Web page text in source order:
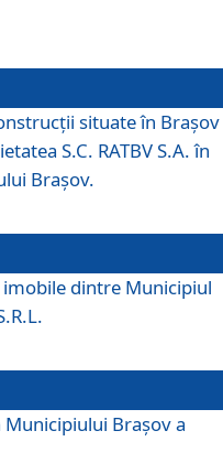
situate în Brașov
S.C. RATBV S.A. în
Brașov.
dintre Municipiul
Braşov a